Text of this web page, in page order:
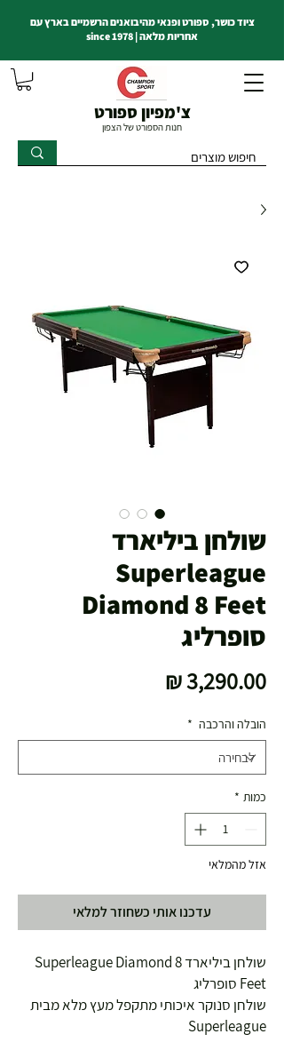
צ'מפיון ספורט
חנות הספורט של הצפון
ציוד כושר, ספורט ופנאי מהיבואנים הרשמיים בארץ עם
אחריות מלאה | since 1978
שולחן ביליארד
Superleague
Diamond 8 Feet
סופרליג
הובלה והרכבה *
כמות *
אזל מהמלאי
עדכנו אותי כשחוזר למלאי
שולחן ביליארד Superleague Diamond 8
Feet סופרליג
שולחן סנוקר איכותי מתקפל מעץ מלא מבית
Superleague